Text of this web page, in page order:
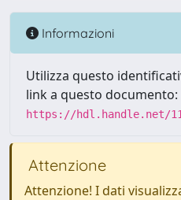
Informazioni
Utilizza questo
link a questo documento:
https://hdl.handle.net/
Attenzione
Attenzione! I dati